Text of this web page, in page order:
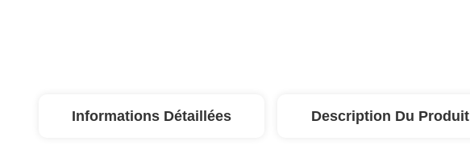
Informations Détaillées Description Du Produit